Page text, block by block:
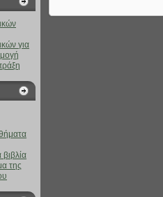
για
της